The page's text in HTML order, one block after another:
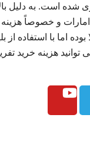
شده است. به دلیل
و خصوصاً هزینه
بوده اما با استفاده